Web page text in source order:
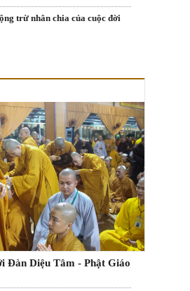
trừ nhân chia của cuộc đời
Đàn Diệu Tâm - Phật Giáo